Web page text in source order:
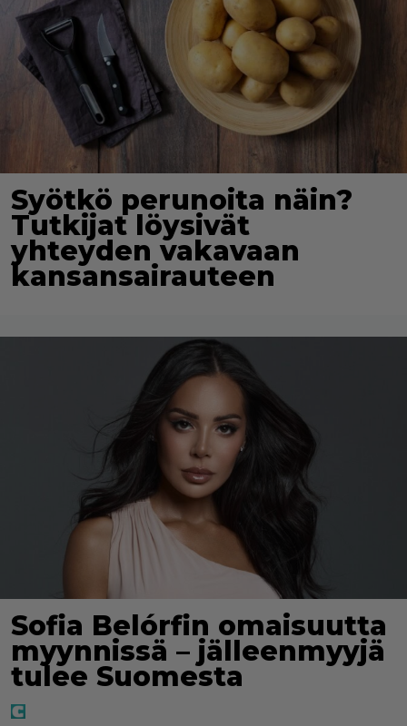
Syötkö perunoita näin?
Tutkijat löysivät
yhteyden vakavaan
kansansairauteen
Sofia Belórfin omaisuutta
myynnissä – jälleenmyyjä
tulee Suomesta